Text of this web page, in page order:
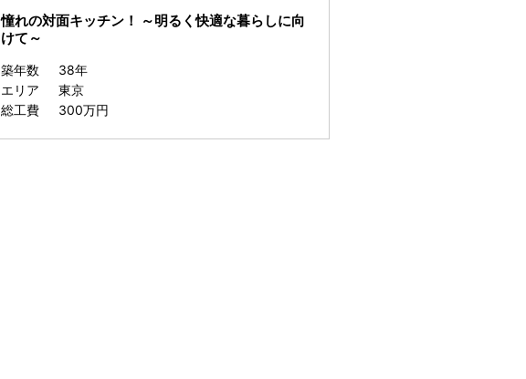
憧れの対面キッチン！ ～明るく快適な暮らしに向
けて～
築年数
38年
エリア
東京
総工費
300万円